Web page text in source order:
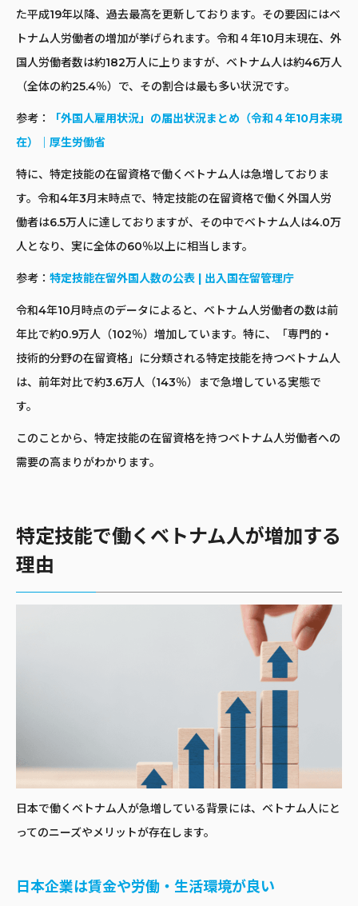
た平成19年以降、過去最高を更新しております。その要因にはベ
トナム人労働者の増加が挙げられます。令和４年10月末現在、外
国人労働者数は約182万人に上りますが、ベトナム人は約46万人
（全体の約25.4％）で、その割合は最も多い状況です。
参考：
「外国人雇用状況」の届出状況まとめ（令和４年10月末現
在）｜厚生労働省
特に、特定技能の在留資格で働くベトナム人は急増しておりま
す。令和4年3月末時点で、特定技能の在留資格で働く外国人労
働者は6.5万人に達しておりますが、その中でベトナム人は4.0万
人となり、実に全体の60％以上に相当します。
参考： 特定技能在留外国人数の公表 | 出入国在留管理庁
令和4年10月時点のデータによると、ベトナム人労働者の数は前
年比で約0.9万人（102％）増加しています。特に、「専門的・
技術的分野の在留資格」に分類される特定技能を持つベトナム人
は、前年対比で約3.6万人（143％）まで急増している実態で
す。
このことから、特定技能の在留資格を持つベトナム人労働者への
需要の高まりがわかります。
特定技能で働くベトナム人が増加する
理由
日本で働くベトナム人が急増している背景には、ベトナム人にと
ってのニーズやメリットが存在します。
日本企業は賃金や労働・生活環境が良い